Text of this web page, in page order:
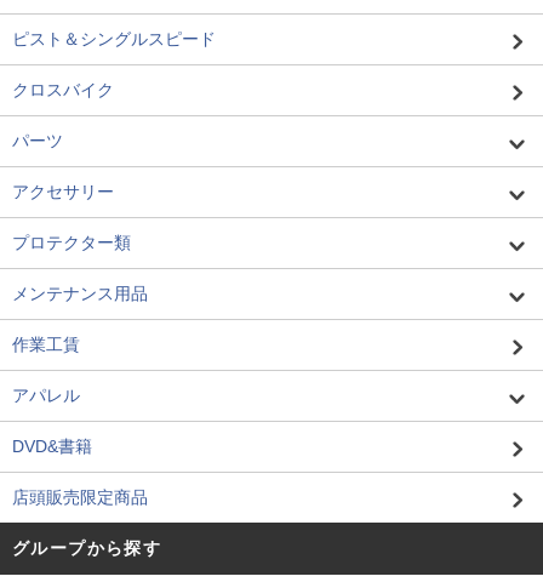
ピスト＆シングルスピード
クロスバイク
パーツ
アクセサリー
プロテクター類
メンテナンス用品
作業工賃
アパレル
DVD&書籍
店頭販売限定商品
グループから探す